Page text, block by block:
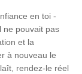
en toi -
ne pouvait pas
et la
à nouveau le
rendez-le réel